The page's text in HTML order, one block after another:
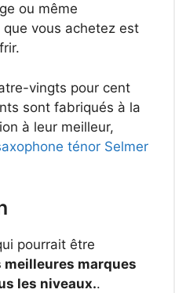
ou même
vous achetez est
vingts pour cent
sont fabriqués à la
à leur meilleur,
ténor Selmer
pourrait être
meilleures marques
les niveaux..